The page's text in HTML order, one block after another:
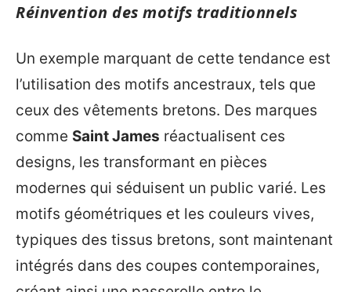
Réinvention des motifs traditionnels
Un exemple marquant de cette tendance est
l’utilisation des motifs ancestraux, tels que
ceux des vêtements bretons. Des marques
comme Saint James réactualisent ces
designs, les transformant en pièces
modernes qui séduisent un public varié. Les
motifs géométriques et les couleurs vives,
typiques des tissus bretons, sont maintenant
intégrés dans des coupes contemporaines,